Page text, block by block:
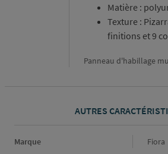
Matière :
Texture :
finitions et 9
Panneau d'habillage
AUTRES
Marque Marque
Fiora